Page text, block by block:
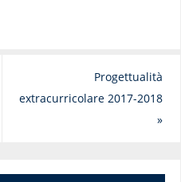
Progettualità
extracurricolare 2017-2018
»